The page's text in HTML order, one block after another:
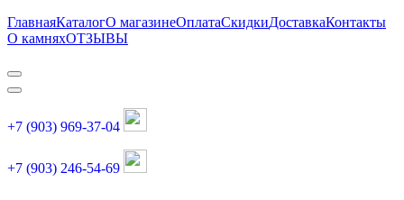
ГлавнаяКаталогО магазинеОплатаСкидкиДоставкаКонтакты
О камняхОТЗЫВЫ
+7 (903) 969-37-04
+7 (903) 246-54-69